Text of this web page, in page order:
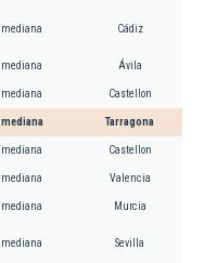
mediana Cádiz
mediana Ávila
mediana Castellon
mediana Tarragona
mediana Castellon
mediana Valencia
mediana Murcia
mediana Sevilla